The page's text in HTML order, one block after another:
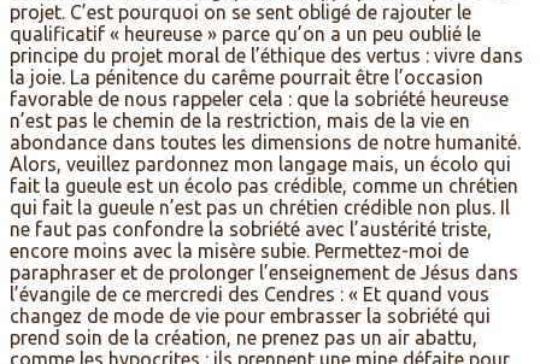
projet. C’est pourquoi on se sent obligé de rajouter le
qualificatif « heureuse » parce qu’on a un peu oublié le
principe du projet moral de l’éthique des vertus : vivre dans
la joie. La pénitence du carême pourrait être l’occasion
favorable de nous rappeler cela : que la sobriété heureuse
n’est pas le chemin de la restriction, mais de la vie en
abondance dans toutes les dimensions de notre humanité.
Alors, veuillez pardonnez mon langage mais, un écolo qui
fait la gueule est un écolo pas crédible, comme un chrétien
qui fait la gueule n’est pas un chrétien crédible non plus. Il
ne faut pas confondre la sobriété avec l’austérité triste,
encore moins avec la misère subie. Permettez-moi de
paraphraser et de prolonger l’enseignement de Jésus dans
l’évangile de ce mercredi des Cendres : « Et quand vous
changez de mode de vie pour embrasser la sobriété qui
prend soin de la création, ne prenez pas un air abattu,
comme les hypocrites : ils prennent une mine défaite pour